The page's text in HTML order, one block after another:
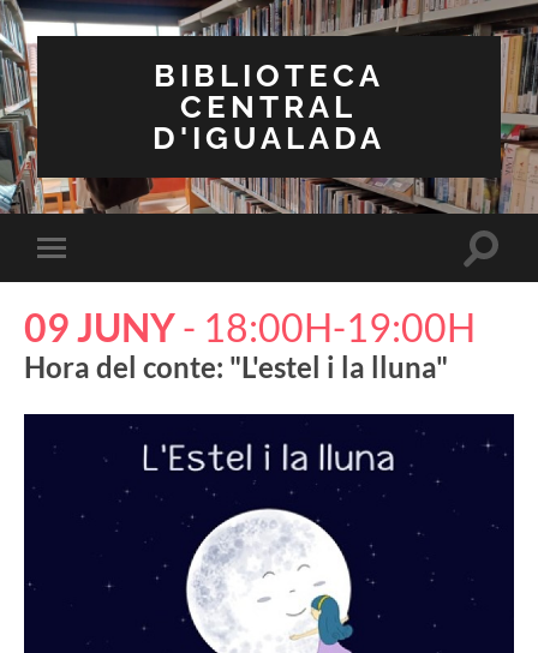
BIBLIOTECA
CENTRAL
D'IGUALADA
Toggle
mobile
Toggle
09 JUNY- 18:00H-19:00H
Hora del conte: "L'estel i la lluna"